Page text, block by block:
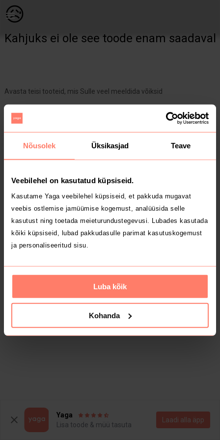
Nõusolek Üksikasjad Teave
Veebilehel on kasutatud küpsiseid.
Kasutame Yaga veebilehel küpsiseid, et pakkuda mugavat
veebis ostlemise jamüümise kogemust, analüüsida selle
kasutust ning toetada meieturundustegevusi. Lubades kasutada
kõiki küpsiseid, lubad pakkudasulle parimat kasutuskogemust
ja personaliseeritud sisu.
Luba kõik
Kohanda
😥
Kahjuks ei ole see toode enam saadaval
Avasta teisi tooteid, mis Sulle veel meeldida võiksid
Yaga
Lisa toode & müü tasuta
Laadi alla äpp